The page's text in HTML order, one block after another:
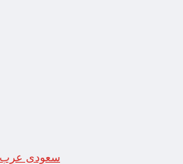
سعودی عرب کی اپنے